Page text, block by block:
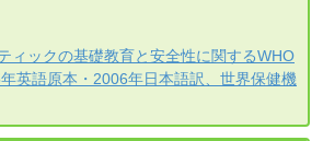
ィックの基礎教育と安全性に関するWHO
英語原本・2006年日本語訳、世界保健機